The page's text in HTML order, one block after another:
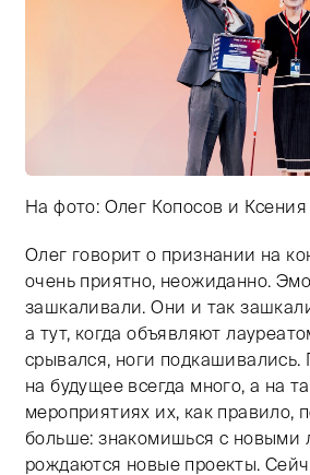
На фото: Олег Копосов и
Тифлокомментарий: цветная
Олег говорит о признании на
очень приятно, неожиданно.
зашкаливали. Они и так
а тут, когда объявляют
срывался, ноги подкашивались.
на будущее всегда много, а на
мероприятиях их, как правило,
больше: знакомишься с новыми
рождаются новые проекты.